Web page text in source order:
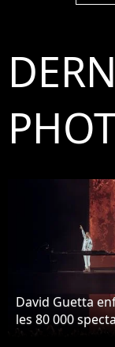
David Guetta
les 80 000
parisiens avec ses